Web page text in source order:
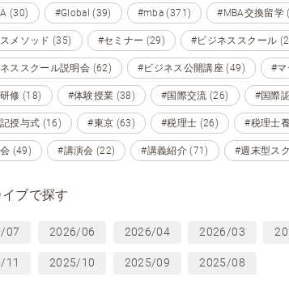
(30) #Global (39) #mba (371) #MBA交換留学
メソッド (35) #セミナー (29) #ビジネススクール
ススクール説明会 (62) #ビジネス公開講座 (49) #マ
修 (18) #体験授業 (38) #国際交流 (26) #国際
授与式 (16) #東京 (63) #税理士 (26) #税理士
(49) #講演会 (22) #講義紹介 (71) #週末型ス
ブで探す
07 2026/06 2026/04 2026/03
11 2025/10 2025/09 2025/08